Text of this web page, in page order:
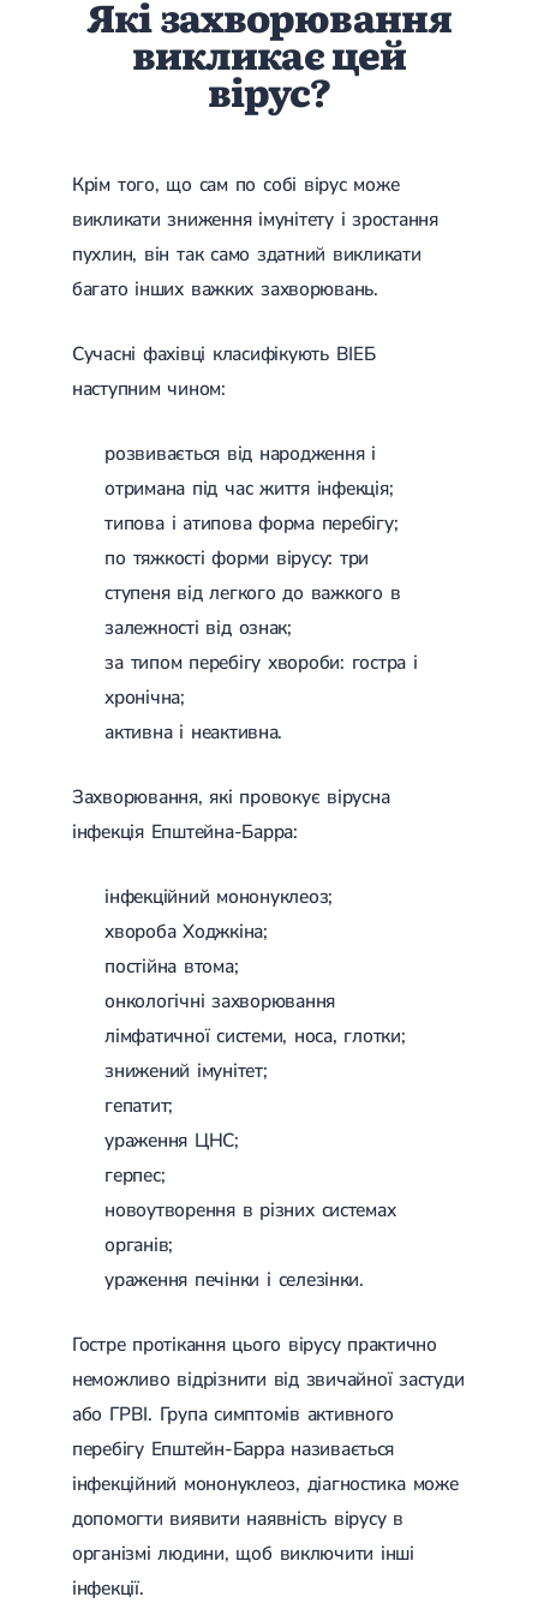
Цукровий діабет 2 типу
Нецукровий діабет
Дифузний токсичний зоб (Базедова хвороба)
Тиреоїдит
Підгострий тиреоїдит
Хронічний тиреоїдит
Гіпертиреоз
Гіпоталамічний синдром
Гірсутизм
Кіста щитовидної залози
Наднирковозалозна недостатність (хвороба Аддісона)
Фізіотерапія
Ультразвукова терапія
Ударно-хвильова терапія
Магнітотерапія
Лазерна терапія
Реабілітація після перелому
Реабілітація після вивиху
Реабілітація після артроскопії
Дерматологія
Масаж
Які захворювання
викликає цей
вірус?
Крім того, що сам по собі вірус може
викликати зниження імунітету і зростання
пухлин, він так само здатний викликати
багато інших важких захворювань.
Сучасні фахівці класифікують ВІЕБ
наступним чином:
розвивається від народження і
отримана під час життя інфекція;
типова і атипова форма перебігу;
по тяжкості форми вірусу: три
ступеня від легкого до важкого в
залежності від ознак;
за типом перебігу хвороби: гостра і
хронічна;
активна і неактивна.
Захворювання, які провокує вірусна
інфекція Епштейна-Барра:
інфекційний мононуклеоз;
хвороба Ходжкіна;
постійна втома;
онкологічні захворювання
лімфатичної системи, носа, глотки;
знижений імунітет;
гепатит;
ураження ЦНС;
герпес;
новоутворення в різних системах
органів;
ураження печінки і селезінки.
Гостре протікання цього вірусу практично
неможливо відрізнити від звичайної застуди
або ГРВІ. Група симптомів активного
перебігу Епштейн-Барра називається
інфекційний мононуклеоз, діагностика може
допомогти виявити наявність вірусу в
організмі людини, щоб виключити інші
інфекції.